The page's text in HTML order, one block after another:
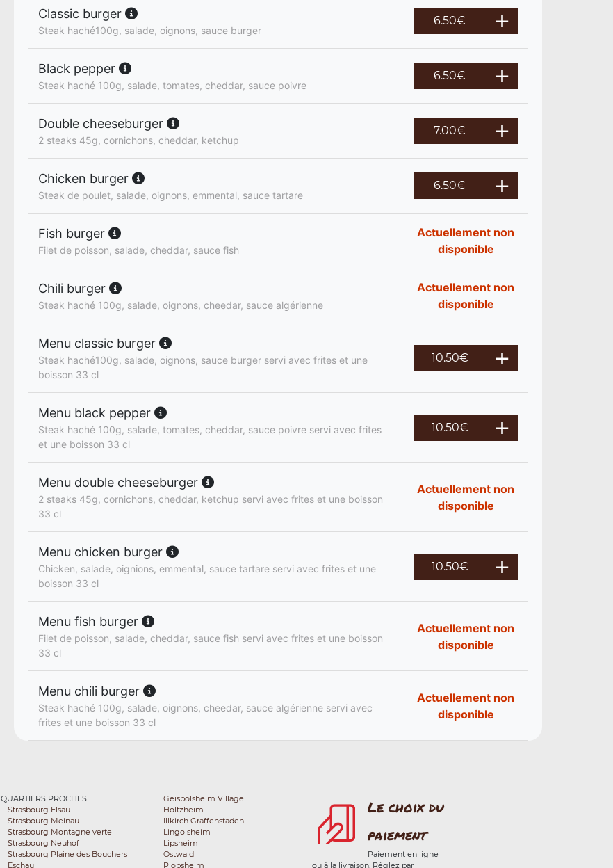
Classic burger
Steak haché100g, salade, oignons, sauce burger
6.50€
Black pepper
Steak haché 100g, salade, tomates, cheddar, sauce poivre
6.50€
Double cheeseburger
2 steaks 45g, cornichons, cheddar, ketchup
7.00€
Chicken burger
Steak de poulet, salade, oignons, emmental, sauce tartare
6.50€
Fish burger
Filet de poisson, salade, cheddar, sauce fish
Actuellement non
disponible
Chili burger
Steak haché 100g, salade, oignons, cheedar, sauce algérienne
Actuellement non
disponible
Menu classic burger
Steak haché100g, salade, oignons, sauce burger servi avec frites et une
boisson 33 cl
10.50€
Menu black pepper
Steak haché 100g, salade, tomates, cheddar, sauce poivre servi avec frites
et une boisson 33 cl
10.50€
Menu double cheeseburger
2 steaks 45g, cornichons, cheddar, ketchup servi avec frites et une boisson
33 cl
Actuellement non
disponible
Menu chicken burger
Chicken, salade, oignions, emmental, sauce tartare servi avec frites et une
boisson 33 cl
10.50€
Menu fish burger
Filet de poisson, salade, cheddar, sauce fish servi avec frites et une boisson
33 cl
Actuellement non
disponible
Menu chili burger
Steak haché 100g, salade, oignons, cheedar, sauce algérienne servi avec
frites et une boisson 33 cl
Actuellement non
disponible
QUARTIERS PROCHES
Strasbourg Elsau
Strasbourg Meinau
Strasbourg Montagne verte
Strasbourg Neuhof
Strasbourg Plaine des Bouchers
Eschau
Geispolsheim Village
Holtzheim
Illkirch Graffenstaden
Lingolsheim
Lipsheim
Ostwald
Plobsheim
Le choix du
paiement
Paiement en ligne
ou à la livraison. Réglez par